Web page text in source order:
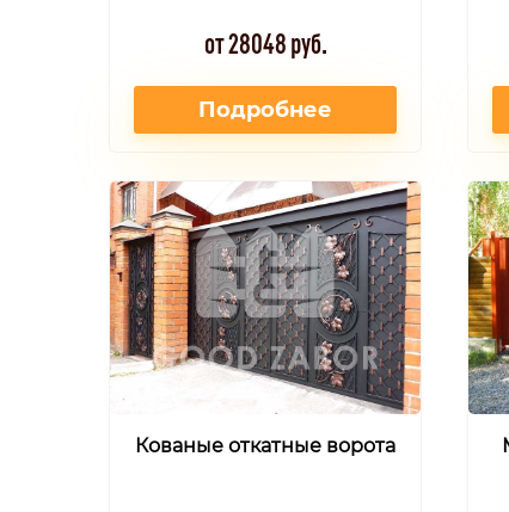
от 28048 руб.
Подробнее
Кованые откатные ворота